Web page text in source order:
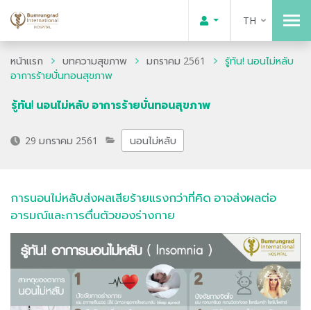
TH
หน้าแรก บทความสุขภาพ มกราคม 2561
รู้ทัน! นอนไม่หลับ
อาการร้ายบั่นทอนสุขภาพ
รู้ทัน! นอนไม่หลับ อาการร้ายบั่นทอนสุขภาพ
29 มกราคม 2561 นอนไม่หลับ
การนอนไม่หลับส่งผลเสียร้ายแรงกว่าที่คิด อาจส่งผลต่อ
อารมณ์และการตื่นตัวของร่างกาย